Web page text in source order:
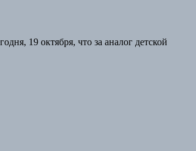
19 октября, что за аналог детской